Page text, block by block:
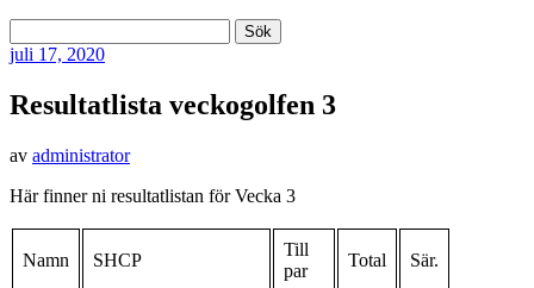
efter:
juli 17, 2020
Resultatlista veckogolfen 3
av administrator
Här finner ni resultatlistan för Vecka 3
Namn SHCP
Till
par
Total Sär.